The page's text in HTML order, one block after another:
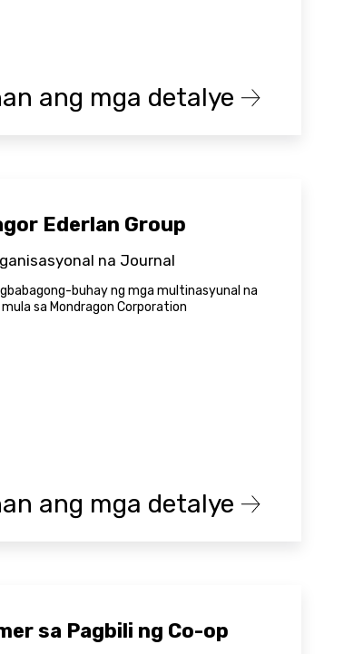
ang mga detalye
Ederlan Group
na Journal
buhay ng mga multinasyunal na
sa Mondragon Corporation
ang mga detalye
sa Pagbili ng Co-op